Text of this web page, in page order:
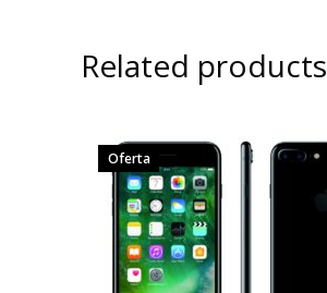
Related products
Oferta